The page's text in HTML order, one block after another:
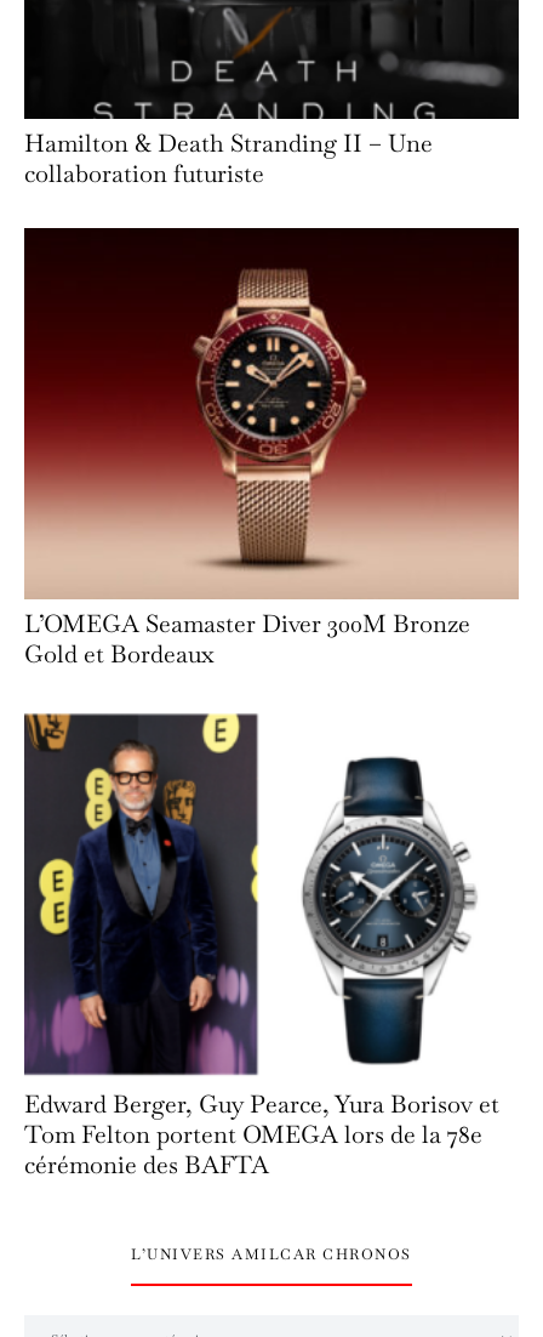
Hamilton & Death Stranding II – Une
collaboration futuriste
L’OMEGA Seamaster Diver 300M Bronze
Gold et Bordeaux
Edward Berger, Guy Pearce, Yura Borisov et
Tom Felton portent OMEGA lors de la 78e
cérémonie des BAFTA
L’UNIVERS AMILCAR CHRONOS